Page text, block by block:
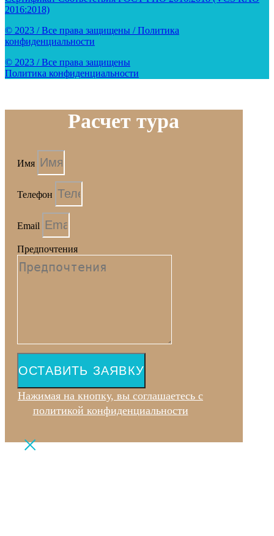
2016:2018)
© 2023 / Все права защищены / Политика
конфиденциальности
© 2023 / Все права защищены
Политика конфиденциальности
Расчет тура
Имя
Телефон
Email
Предпочтения
ОСТАВИТЬ ЗАЯВКУ
Нажимая на кнопку, вы соглашаетесь с
политикой конфиденциальности